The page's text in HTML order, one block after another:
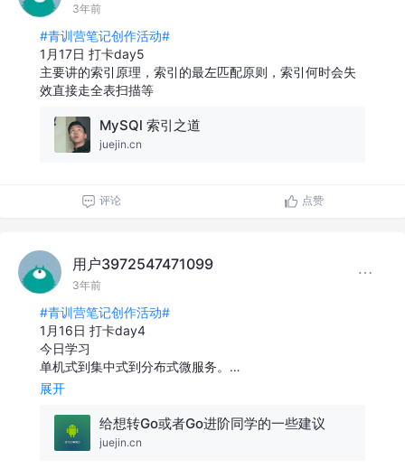
3年前
#青训营笔记创作活动#
1月17日 打卡day5
主要讲的索引原理，索引的最左匹配原则，索引何时会失
效直接走全表扫描等
MySQl 索引之道
juejin.cn
评论 点赞
用户3972547471099
3年前
#青训营笔记创作活动#
1月16日 打卡day4
今日学习
单机式到集中式到分布式微服务。…
展开
给想转Go或者Go进阶同学的一些建议
juejin.cn